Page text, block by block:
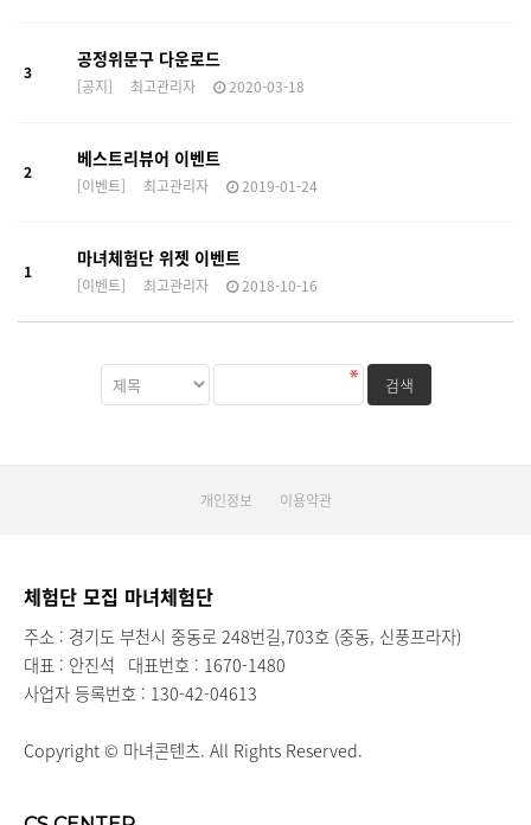
3
공정위문구 다운로드
[공지] 최고관리자 2020-03-18
2
베스트리뷰어 이벤트
[이벤트] 최고관리자 2019-01-24
1
마녀체험단 위젯 이벤트
[이벤트] 최고관리자 2018-10-16
개인정보 이용약관
체험단 모집 마녀체험단
주소 : 경기도 부천시 중동로 248번길,703호 (중동, 신풍프라자)
대표 : 안진석 대표번호 : 1670-1480
사업자 등록번호 : 130-42-04613
Copyright © 마녀콘텐츠. All Rights Reserved.